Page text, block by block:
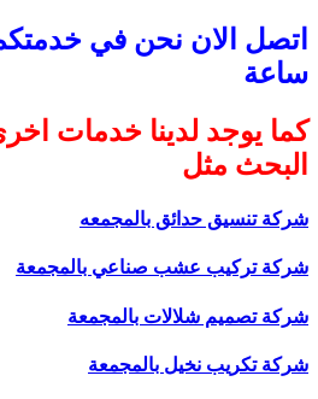
ساعة
كما يوجد لدينا خدمات
البحث مثل
شركة تنسيق حدائق بالمجمعه
شركة تركيب عشب صناعي بالمجمعة
شركة تصميم شلالات بالمجمعة
شركة تكريب نخيل بالمجمعة